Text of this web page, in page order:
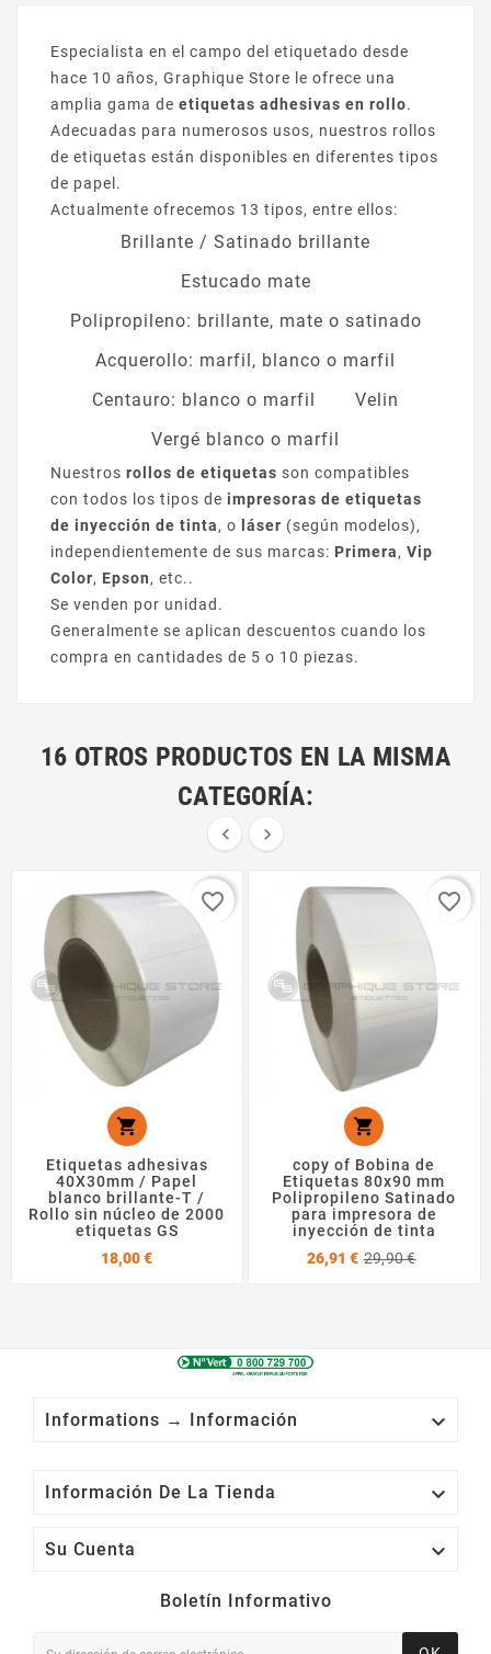
Especialista en el campo del etiquetado desde
hace 10 años, Graphique Store le ofrece una
amplia gama de etiquetas adhesivas en rollo.
Adecuadas para numerosos usos, nuestros rollos
de etiquetas están disponibles en diferentes tipos
de papel.
Actualmente ofrecemos 13 tipos, entre ellos:
Brillante / Satinado brillante
Estucado mate
Polipropileno: brillante, mate o satinado
Acquerollo: marfil, blanco o marfil
Centauro: blanco o marfil
Velin
Vergé blanco o marfil
Nuestros rollos de etiquetas son compatibles
con todos los tipos de impresoras de etiquetas
de inyección de tinta, o láser (según modelos),
independientemente de sus marcas: Primera, Vip
Color, Epson, etc..
Se venden por unidad.
Generalmente se aplican descuentos cuando los
compra en cantidades de 5 o 10 piezas.
16 OTROS PRODUCTOS EN LA MISMA
CATEGORÍA:
 

Etiquetas adhesivas
40X30mm / Papel
blanco brillante-T /
Rollo sin núcleo de 2000
etiquetas GS
18,00 €Precio
favorite_border

copy of Bobina de
Etiquetas 80x90 mm
Polipropileno Satinado
para impresora de
inyección de tinta
26,91 € 29,90 €
favorite_border
Informations → Información 
Información De La Tienda 
Su Cuenta 
Boletín Informativo